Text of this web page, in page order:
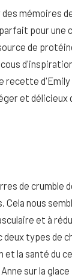
mémoires
pour une
de
d'Emily
et délicieux
de crumble
nous
et à
types de
la santé du
sur la